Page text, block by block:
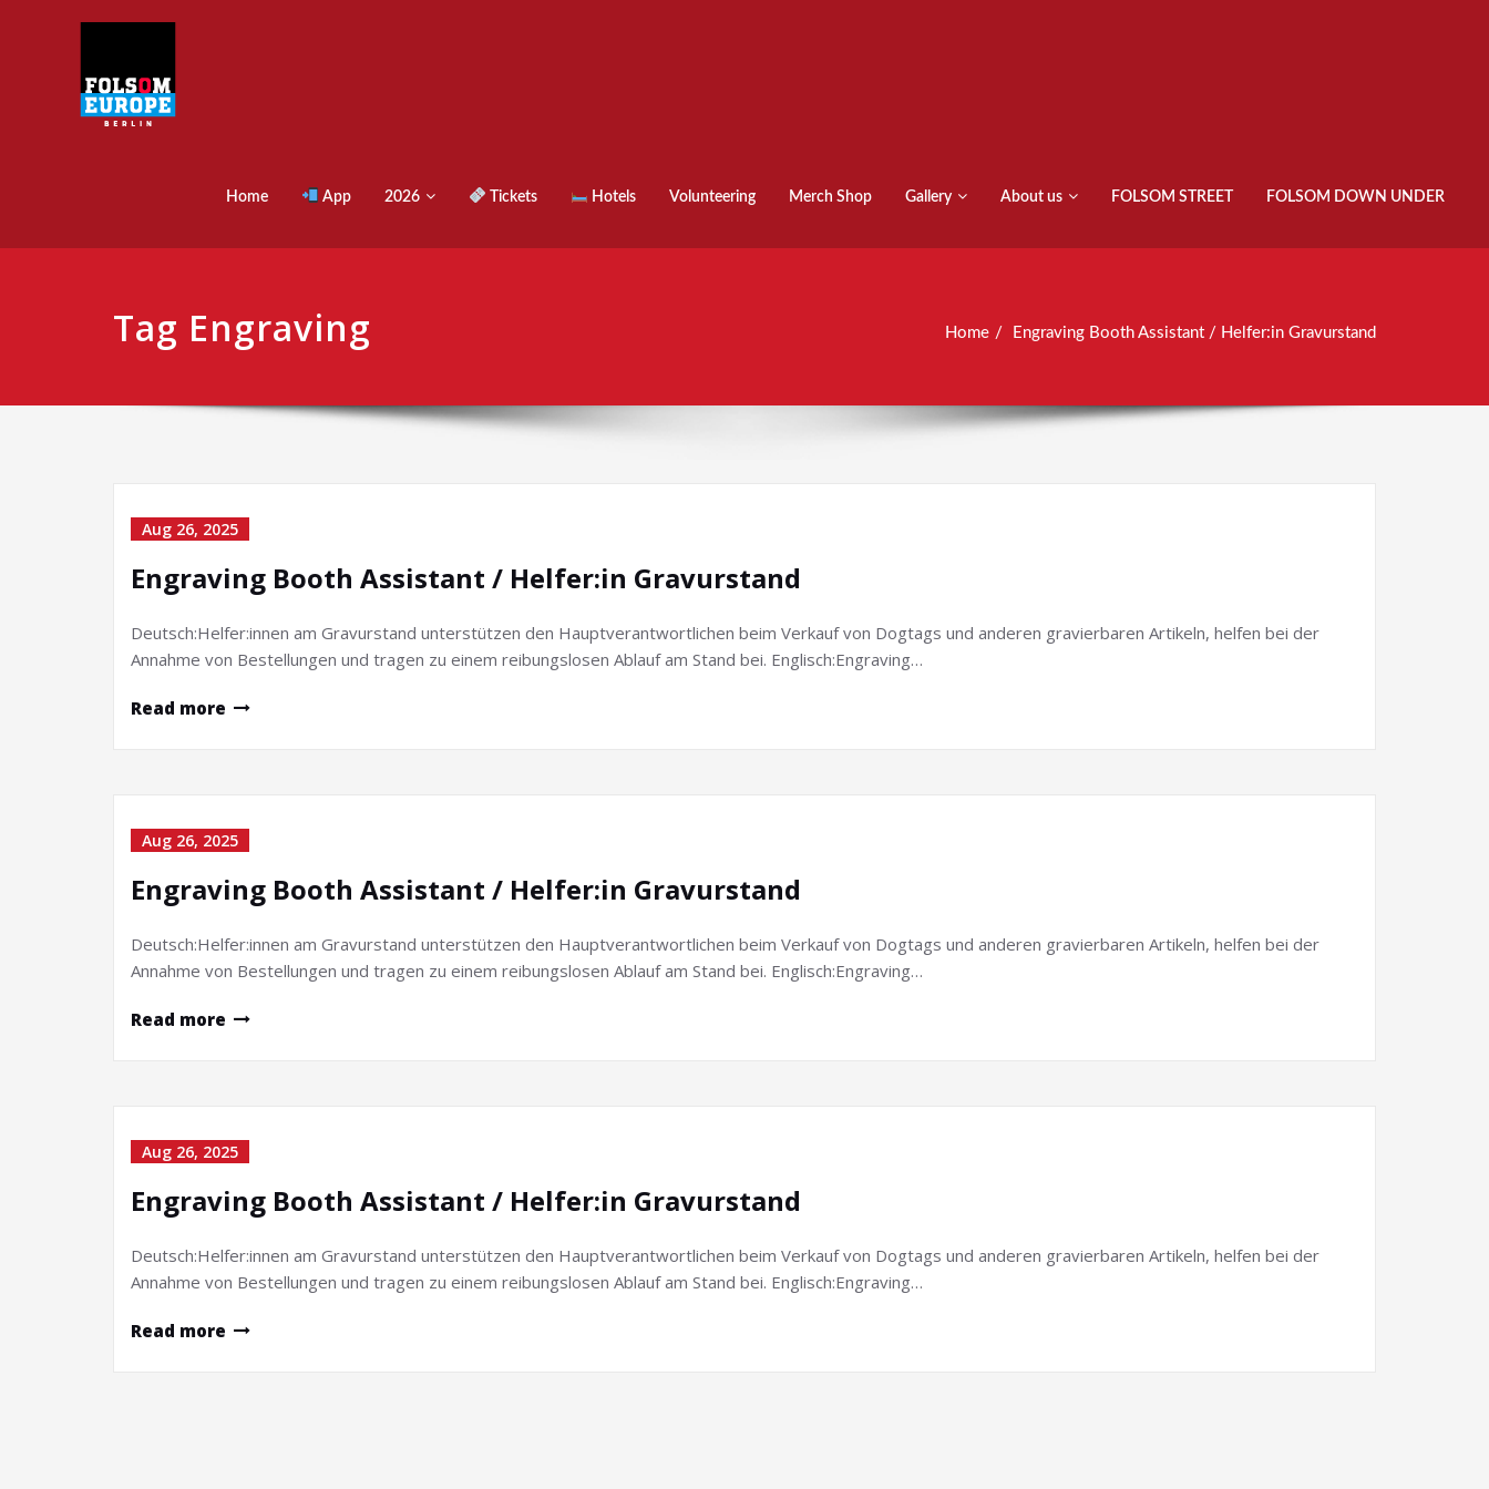
Home App 2026 Tickets Hotels Volunteering Merch Shop Gallery About us FOLSOM STREET FOLSOM DOWN UNDER
Tag Engraving Home Engraving Booth Assistant / Helfer:in Gravurstand
Aug 26, 2025
Engraving Booth Assistant / Helfer:in Gravurstand
Deutsch:Helfer:innen am Gravurstand unterstützen den Hauptverantwortlichen beim Verkauf von Dogtags und anderen gravierbaren Artikeln, helfen bei der
Annahme von Bestellungen und tragen zu einem reibungslosen Ablauf am Stand bei. Englisch:Engraving…
Read more
Aug 26, 2025
Engraving Booth Assistant / Helfer:in Gravurstand
Deutsch:Helfer:innen am Gravurstand unterstützen den Hauptverantwortlichen beim Verkauf von Dogtags und anderen gravierbaren Artikeln, helfen bei der
Annahme von Bestellungen und tragen zu einem reibungslosen Ablauf am Stand bei. Englisch:Engraving…
Read more
Aug 26, 2025
Engraving Booth Assistant / Helfer:in Gravurstand
Deutsch:Helfer:innen am Gravurstand unterstützen den Hauptverantwortlichen beim Verkauf von Dogtags und anderen gravierbaren Artikeln, helfen bei der
Annahme von Bestellungen und tragen zu einem reibungslosen Ablauf am Stand bei. Englisch:Engraving…
Read more